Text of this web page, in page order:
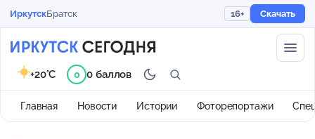
ИркутскБратск 16+ Скачать
Главная Новости Истории Фоторепортажи
+20°C 0 0 баллов